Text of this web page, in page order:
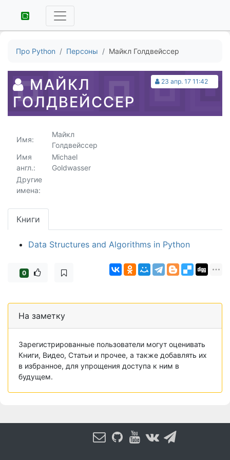
Про Python Персоны Майкл Голдвейссер
23 апр. 17 11:42
МАЙКЛ
ГОЛДВЕЙССЕР
Имя:
Майкл
Голдвейссер
Имя
англ.:
Michael
Goldwasser
Другие
имена:
Книги
Data Structures and Algorithms in Python
0
На заметку
Зарегистрированные пользователи могут оценивать
Книги, Видео, Статьи и прочее, а также добавлять их
в избранное, для упрощения доступа к ним в
будущем.